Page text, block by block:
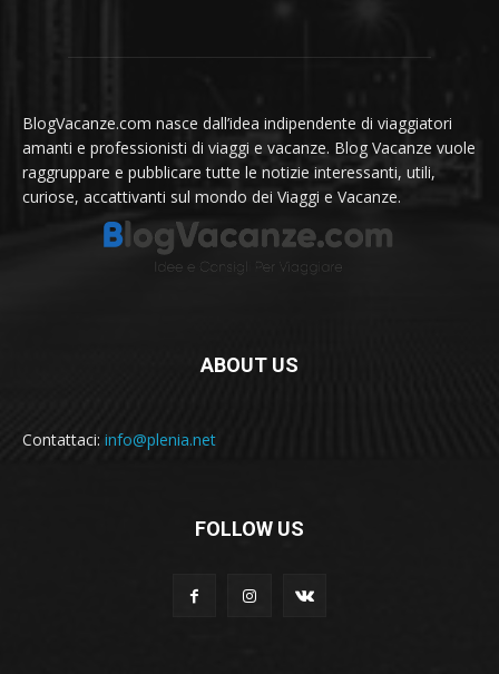
BlogVacanze.com nasce dall’idea indipendente di viaggiatori
amanti e professionisti di viaggi e vacanze. Blog Vacanze vuole
raggruppare e pubblicare tutte le notizie interessanti, utili,
curiose, accattivanti sul mondo dei Viaggi e Vacanze.
ABOUT US
Contattaci: info@plenia.net
FOLLOW US